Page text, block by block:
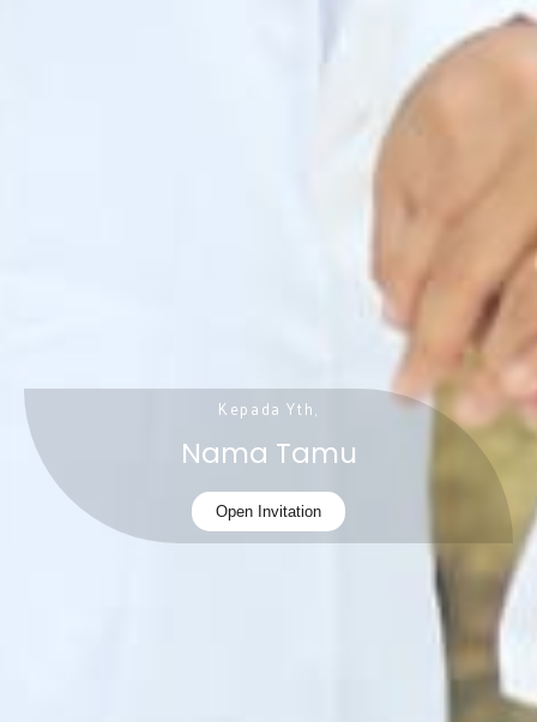
Kepada Yth,
Nama Tamu
Open Invitation